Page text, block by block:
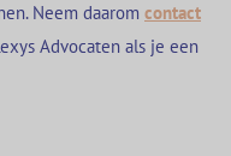
Neem daarom contact
Advocaten als je een